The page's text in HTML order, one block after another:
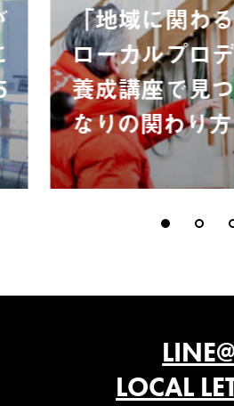
「地域に関わ
ローカルプロ
養成講座で見
なりの関わり方
LINE@
LOCAL